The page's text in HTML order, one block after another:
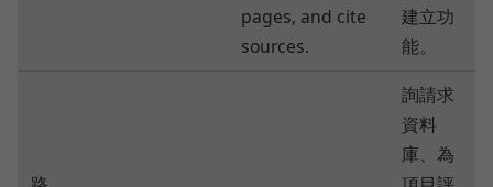
pages, and cite
sources.
建立功
能。
詢請求
資料
庫、為